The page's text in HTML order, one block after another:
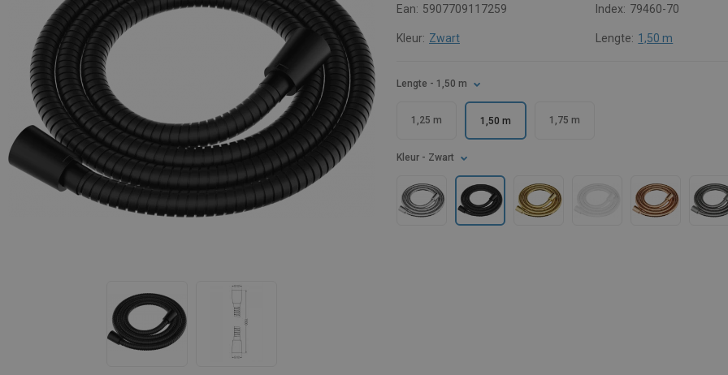
Ean: 5907709117259 Index: 79460-70
Kleur: Zwart Lengte: 1,50 m
Lengte - 1,50 m
1,25 m 1,50 m 1,75 m
Kleur - Zwart